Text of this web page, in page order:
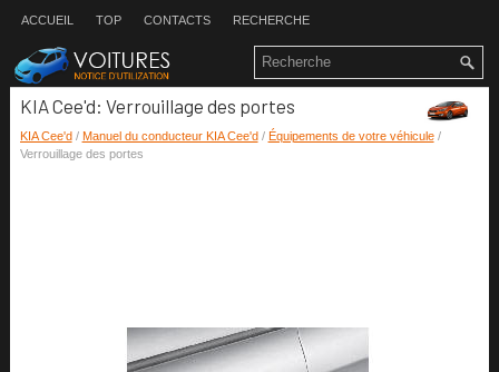
ACCUEIL TOP CONTACTS RECHERCHE
KIA Cee'd: Verrouillage des portes
KIA Cee'd / Manuel du conducteur KIA Cee'd / Équipements de votre véhicule/
Verrouillage des portes